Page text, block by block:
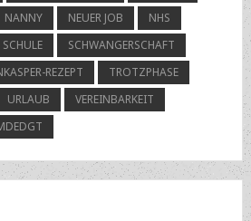
NANNY NEUER JOB
NHS
SCHULE
SCHWANGERSCHAFT
REZEPT
TROTZPHASE
URLAUB
VEREINBARKEIT